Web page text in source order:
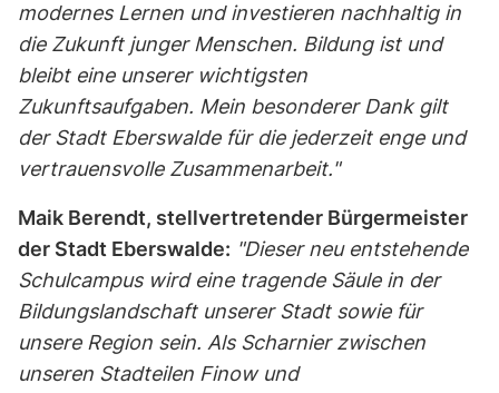
modernes Lernen und investieren nachhaltig in
die Zukunft junger Menschen. Bildung ist und
bleibt eine unserer wichtigsten
Zukunftsaufgaben. Mein besonderer Dank gilt
der Stadt Eberswalde für die jederzeit enge und
vertrauensvolle Zusammenarbeit."
Maik Berendt, stellvertretender Bürgermeister
der Stadt Eberswalde: "Dieser neu entstehende
Schulcampus wird eine tragende Säule in der
Bildungslandschaft unserer Stadt sowie für
unsere Region sein. Als Scharnier zwischen
unseren Stadteilen Finow und